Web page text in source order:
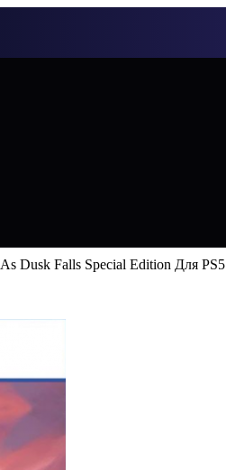
As Dusk Falls Special Edition Для PS5